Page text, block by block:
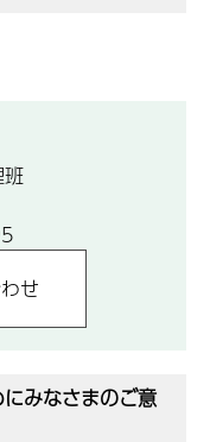
みなさまのご意